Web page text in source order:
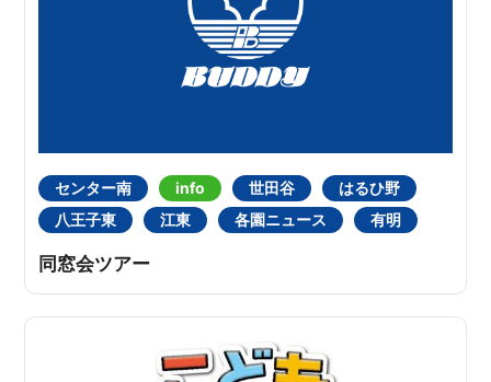
センター南 info 世田谷
はるひ野
八王子東
江東 各園ニュース 有明
同窓会ツアー